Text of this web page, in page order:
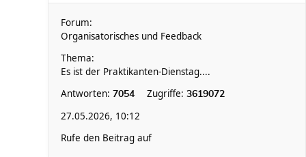
Forum:
Organisatorisches und Feedback
Thema:
Es ist der Praktikanten-Dienstag....
Antworten: 7054 Zugriffe: 3619072
27.05.2026, 10:12
Rufe den Beitrag auf